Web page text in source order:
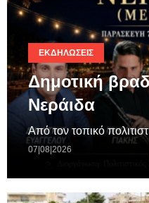
ΕΚΔΗΛΏΣΕΙΣ
Δημοτική
Νεράιδα
Από τον τοπικό
07|08|2026